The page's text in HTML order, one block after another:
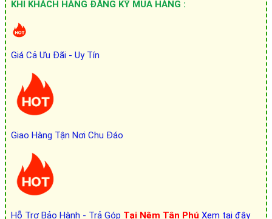
KHI KHÁCH HÀNG ĐĂNG KÝ MUA HÀNG :
Giá Cả Ưu Đãi - Uy Tín
Giao Hàng Tận Nơi Chu Đáo
Hỗ Trợ Bảo Hành - Trả Góp Tại Nệm Tân Phú Xem tại đây